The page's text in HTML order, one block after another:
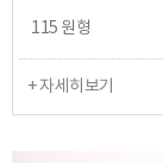
115 원형
+ 자세히보기